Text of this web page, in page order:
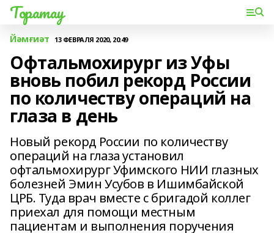
Торатау
Йәмғиәт 13 ФЕВРАЛЯ 2020, 20:49
Офтальмохирург из Уфы
вновь побил рекорд России
по количеству операций на
глаза в день
Новый рекорд России по количеству
операций на глаза установил
офтальмохирург Уфимского НИИ глазных
болезней Эмин Усубов в Ишимбайской
ЦРБ. Туда врач вместе с бригадой коллег
приехал для помощи местным
пациентам и выполнения поручения